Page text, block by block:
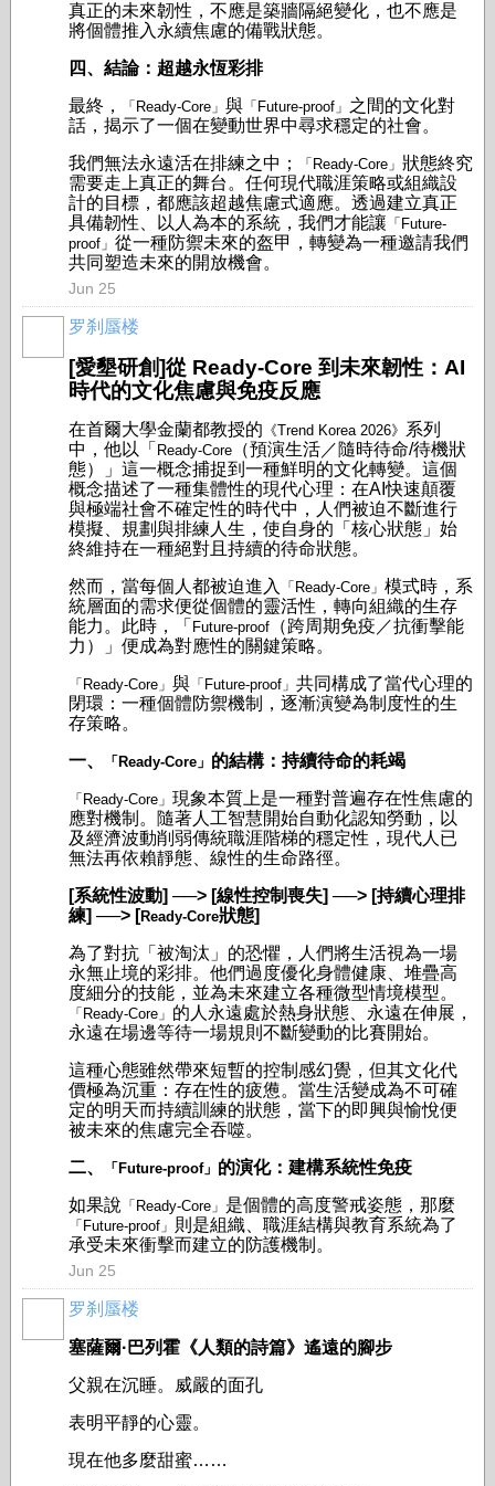
真正的未來韌性，不應是築牆隔絕變化，也不應是
將個體推入永續焦慮的備戰狀態。
四、結論：超越永恆彩排
最終，
「Ready-Core」 與 「Future-proof」 之間的文化對
話，揭示了一個在變動世界中尋求穩定的社會。
我們無法永遠活在排練之中；
「Ready-Core」 狀態終究
需要走上真正的舞台。任何現代職涯策略或組織設
計的目標，都應該超越焦慮式適應。透過建立真正
具備韌性、以人為本的系統，我們才能讓 「Future-
proof」 從一種防禦未來的盔甲，轉變為一種邀請我們
共同塑造未來的開放機會。
Jun 25
罗刹蜃楼
[愛墾研創]從 Ready-Core 到未來韌性：AI
時代的文化焦慮與免疫反應
在首爾大學金蘭都教授的 《Trend Korea 2026》 系列
中，他以「 Ready-Core （預演生活／隨時待命/待機狀
態）」這一概念捕捉到一種鮮明的文化轉變。這個
概念描述了一種集體性的現代心理：在AI快速顛覆
與極端社會不確定性的時代中，人們被迫不斷進行
模擬、規劃與排練人生，使自身的「核心狀態」始
終維持在一種絕對且持續的待命狀態。
然而，當每個人都被迫進入
「Ready-Core」 模式時，系
統層面的需求便從個體的靈活性，轉向組織的生存
能力。此時，「 Future-proof （跨周期免疫／抗衝擊能
力）」便成為對應性的關鍵策略。
「Ready-Core」 與 「Future-proof」 共同構成了當代心理的
閉環：一種個體防禦機制，逐漸演變為制度性的生
存策略。
一、
「Ready-Core」 的結構：持續待命的耗竭
「Ready-Core」 現象本質上是一種對普遍存在性焦慮的
應對機制。隨著人工智慧開始自動化認知勞動，以
及經濟波動削弱傳統職涯階梯的穩定性，現代人已
無法再依賴靜態、線性的生命路徑。
[系統性波動] ──> [線性控制喪失] ──> [持續心理排
練] ──> [Ready-Core狀態]
為了對抗「被淘汰」的恐懼，人們將生活視為一場
永無止境的彩排。他們過度優化身體健康、堆疊高
度細分的技能，並為未來建立各種微型情境模型。
「Ready-Core」 的人永遠處於熱身狀態、永遠在伸展，
永遠在場邊等待一場規則不斷變動的比賽開始。
這種心態雖然帶來短暫的控制感幻覺，但其文化代
價極為沉重：存在性的疲憊。當生活變成為不可確
定的明天而持續訓練的狀態，當下的即興與愉悅便
被未來的焦慮完全吞噬。
二、
「Future-proof」 的演化：建構系統性免疫
如果說 「Ready-Core」 是個體的高度警戒姿態，那麼
「Future-proof」 則是組織、職涯結構與教育系統為了
承受未來衝擊而建立的防護機制。
Jun 25
罗刹蜃楼
塞薩爾·巴列霍《人類的詩篇》遙遠的腳步
父親在沉睡。威嚴的面孔
表明平靜的心靈。
現在他多麼甜蜜……